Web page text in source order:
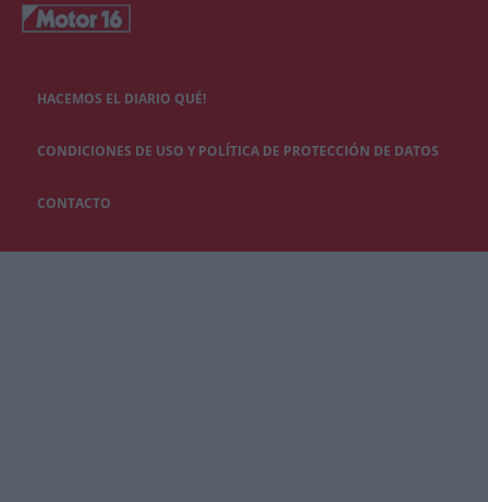
HACEMOS EL DIARIO QUÉ!
CONDICIONES DE USO Y POLÍTICA DE PROTECCIÓN DE DATOS
CONTACTO